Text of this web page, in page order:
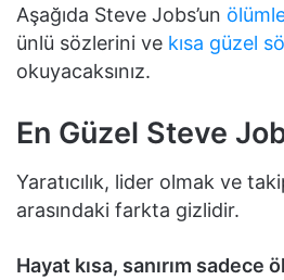
Aşağıda Steve Jobs’un
ünlü sözlerini ve kısa güzel
okuyacaksınız.
En Güzel Steve
Yaratıcılık, lider olmak ve
arasındaki farkta gizlidir.
Hayat kısa, sanırım sadece